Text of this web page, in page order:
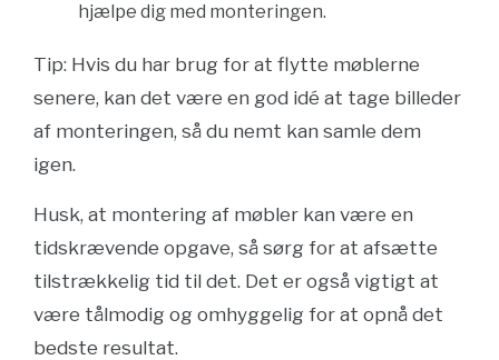
hjælpe dig med monteringen.
Tip: Hvis du har brug for at flytte møblerne
senere, kan det være en god idé at tage billeder
af monteringen, så du nemt kan samle dem
igen.
Husk, at montering af møbler kan være en
tidskrævende opgave, så sørg for at afsætte
tilstrækkelig tid til det. Det er også vigtigt at
være tålmodig og omhyggelig for at opnå det
bedste resultat.